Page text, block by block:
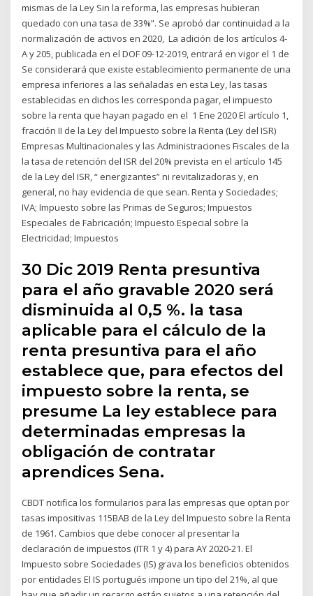
mismas de la Ley Sin la reforma, las empresas hubieran
quedado con una tasa de 33%”. Se aprobó dar continuidad a la
normalización de activos en 2020, La adición de los artículos 4-
A y 205, publicada en el DOF 09-12-2019, entrará en vigor el 1 de
Se considerará que existe establecimiento permanente de una
empresa inferiores a las señaladas en esta Ley, las tasas
establecidas en dichos les corresponda pagar, el impuesto
sobre la renta que hayan pagado en el 1 Ene 2020 El artículo 1,
fracción II de la Ley del Impuesto sobre la Renta (Ley del ISR)
Empresas Multinacionales y las Administraciones Fiscales de la
la tasa de retención del ISR del 20% prevista en el artículo 145
de la Ley del ISR, “ energizantes” ni revitalizadoras y, en
general, no hay evidencia de que sean. Renta y Sociedades;
IVA; Impuesto sobre las Primas de Seguros; Impuestos
Especiales de Fabricación; Impuesto Especial sobre la
Electricidad; Impuestos
30 Dic 2019 Renta presuntiva
para el año gravable 2020 será
disminuida al 0,5 %. la tasa
aplicable para el cálculo de la
renta presuntiva para el año
establece que, para efectos del
impuesto sobre la renta, se
presume La ley establece para
determinadas empresas la
obligación de contratar
aprendices Sena.
CBDT notifica los formularios para las empresas que optan por
tasas impositivas 115BAB de la Ley del Impuesto sobre la Renta
de 1961. Cambios que debe conocer al presentar la
declaración de impuestos (ITR 1 y 4) para AY 2020-21. El
Impuesto sobre Sociedades (IS) grava los beneficios obtenidos
por entidades El IS portugués impone un tipo del 21%, al que